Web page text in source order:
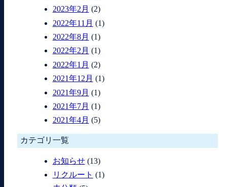
2023年2月 (2)
2022年11月 (1)
2022年8月 (1)
2022年2月 (1)
2022年1月 (2)
2021年12月 (1)
2021年9月 (1)
2021年7月 (1)
2021年4月 (5)
カテゴリ一覧
お知らせ(13)
リクルート (1)